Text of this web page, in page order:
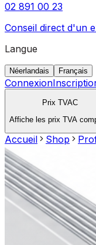
02 891 00 23
Conseil direct d'un
Langue
Néerlandais Français
Connexion
Prix TVAC
Affiche les prix TVA
Accueil Shop